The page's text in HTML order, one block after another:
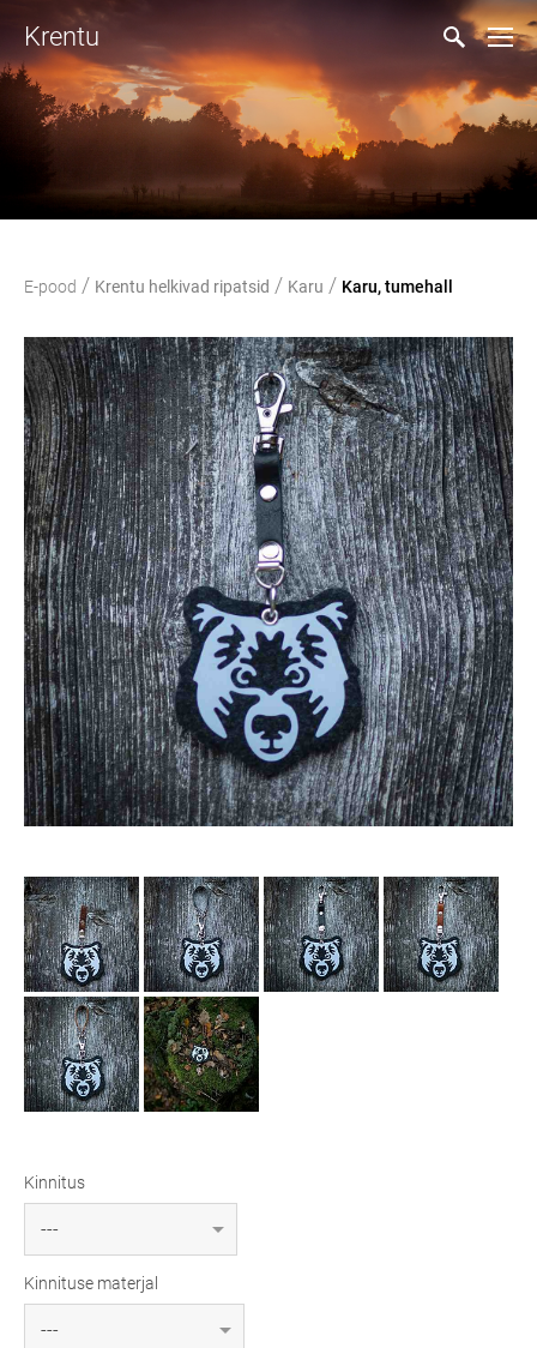
Krentu
E-pood / Krentu helkivad ripatsid / Karu / Karu, tumehall
Kinnitus
Kinnituse materjal